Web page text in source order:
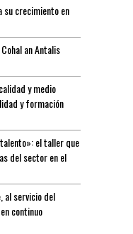
su crecimiento en
an Antalis
y medio
y formación
el taller que
del sector en el
al servicio del
continuo